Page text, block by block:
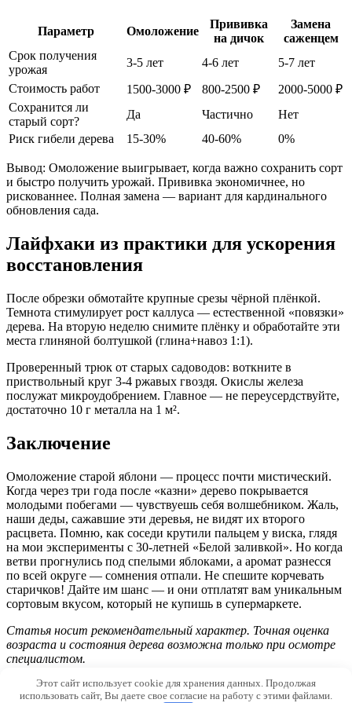
Параметр Омоложение
Прививка
на дичок
Замена
саженцем
Срок получения
урожая
3-5 лет 4-6 лет
5-7 лет
Стоимость работ
1500-3000 ₽ 800-2500 ₽
2000-5000 ₽
Сохранится ли
старый сорт?
Да Частично
Нет
Риск гибели дерева
15-30% 40-60% 0%
Вывод: Омоложение выигрывает, когда важно сохранить сорт
и быстро получить урожай. Прививка экономичнее, но
рискованнее. Полная замена — вариант для кардинального
обновления сада.
Лайфхаки из практики для ускорения
восстановления
После обрезки обмотайте крупные срезы чёрной плёнкой.
Темнота стимулирует рост каллуса — естественной «повязки»
дерева. На вторую неделю снимите плёнку и обработайте эти
места глиняной болтушкой (глина+навоз 1:1).
Проверенный трюк от старых садоводов: воткните в
приствольный круг 3-4 ржавых гвоздя. Окислы железа
послужат микроудобрением. Главное — не переусердствуйте,
достаточно 10 г металла на 1 м².
Заключение
Омоложение старой яблони — процесс почти мистический.
Когда через три года после «казни» дерево покрывается
молодыми побегами — чувствуешь себя волшебником. Жаль,
наши деды, сажавшие эти деревья, не видят их второго
расцвета. Помню, как соседи крутили пальцем у виска, глядя
на мои эксперименты с 30-летней «Белой заливкой». Но когда
ветви прогнулись под спелыми яблоками, а аромат разнесся
по всей округе — сомнения отпали. Не спешите корчевать
старичков! Дайте им шанс — и они отплатят вам уникальным
сортовым вкусом, который не купишь в супермаркете.
Статья носит рекомендательный характер. Точная оценка
возраста и состояния дерева возможна только при осмотре
специалистом.
© 2026 Grassdw.ru
Этот сайт использует cookie для хранения данных. Продолжая
использовать сайт, Вы даете свое согласие на работу с этими файлами.